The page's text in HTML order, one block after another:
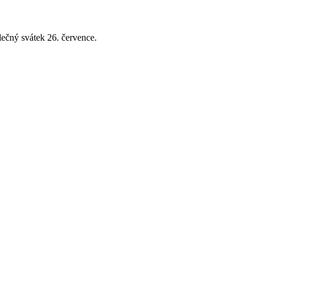
svátek 26. července.